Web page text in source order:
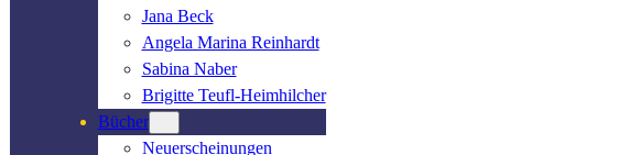
Jana Beck
Angela Marina Reinhardt
Sabina Naber
Brigitte Teufl-Heimhilcher
Bücher
Neuerscheinungen